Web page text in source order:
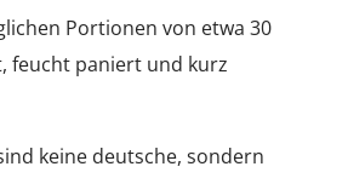
Portionen von etwa 30
feucht paniert und kurz
keine deutsche, sondern